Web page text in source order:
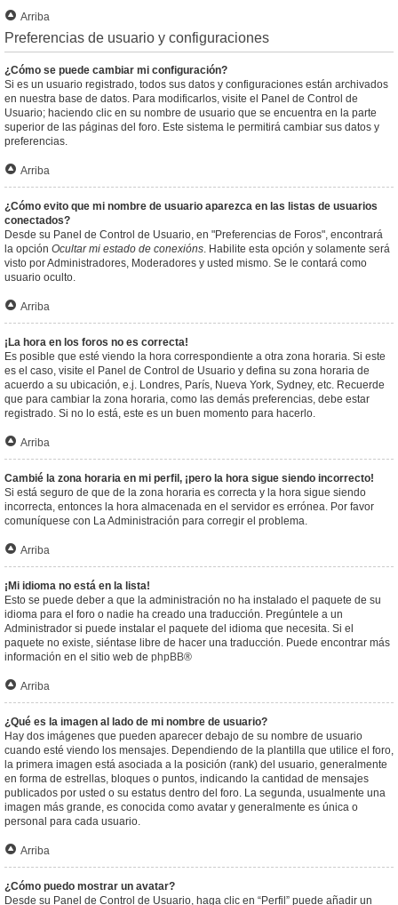
Arriba
Preferencias de usuario y configuraciones
¿Cómo se puede cambiar mi configuración?
Si es un usuario registrado, todos sus datos y configuraciones están archivados
en nuestra base de datos. Para modificarlos, visite el Panel de Control de
Usuario; haciendo clic en su nombre de usuario que se encuentra en la parte
superior de las páginas del foro. Este sistema le permitirá cambiar sus datos y
preferencias.
Arriba
¿Cómo evito que mi nombre de usuario aparezca en las listas de usuarios
conectados?
Desde su Panel de Control de Usuario, en "Preferencias de Foros", encontrará
la opción Ocultar mi estado de conexións. Habilite esta opción y solamente será
visto por Administradores, Moderadores y usted mismo. Se le contará como
usuario oculto.
Arriba
¡La hora en los foros no es correcta!
Es posible que esté viendo la hora correspondiente a otra zona horaria. Si este
es el caso, visite el Panel de Control de Usuario y defina su zona horaria de
acuerdo a su ubicación, e.j. Londres, París, Nueva York, Sydney, etc. Recuerde
que para cambiar la zona horaria, como las demás preferencias, debe estar
registrado. Si no lo está, este es un buen momento para hacerlo.
Arriba
Cambié la zona horaria en mi perfil, ¡pero la hora sigue siendo incorrecto!
Si está seguro de que de la zona horaria es correcta y la hora sigue siendo
incorrecta, entonces la hora almacenada en el servidor es errónea. Por favor
comuníquese con La Administración para corregir el problema.
Arriba
¡Mi idioma no está en la lista!
Esto se puede deber a que la administración no ha instalado el paquete de su
idioma para el foro o nadie ha creado una traducción. Pregúntele a un
Administrador si puede instalar el paquete del idioma que necesita. Si el
paquete no existe, siéntase libre de hacer una traducción. Puede encontrar más
información en el sitio web de phpBB®
Arriba
¿Qué es la imagen al lado de mi nombre de usuario?
Hay dos imágenes que pueden aparecer debajo de su nombre de usuario
cuando esté viendo los mensajes. Dependiendo de la plantilla que utilice el foro,
la primera imagen está asociada a la posición (rank) del usuario, generalmente
en forma de estrellas, bloques o puntos, indicando la cantidad de mensajes
publicados por usted o su estatus dentro del foro. La segunda, usualmente una
imagen más grande, es conocida como avatar y generalmente es única o
personal para cada usuario.
Arriba
¿Cómo puedo mostrar un avatar?
Desde su Panel de Control de Usuario, haga clic en “Perfil” puede añadir un